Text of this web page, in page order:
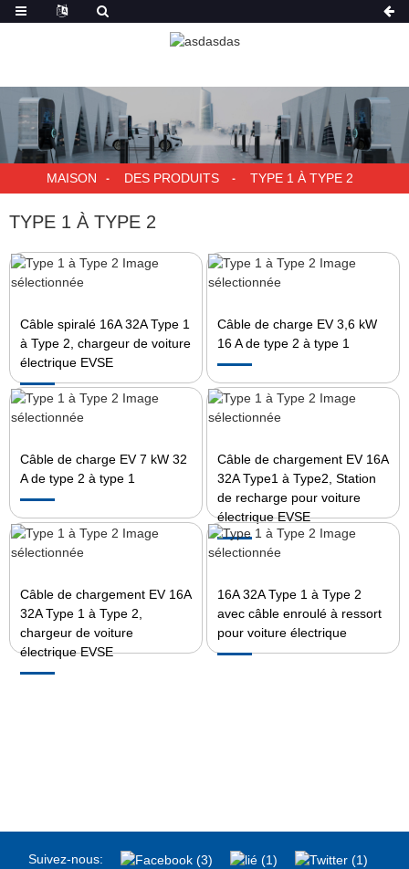
MAISON DES PRODUITS TYPE 1 À TYPE 2
TYPE 1 À TYPE 2
Câble spiralé 16A 32A Type 1
à Type 2, chargeur de voiture
électrique EVSE
Câble de charge EV 3,6 kW
16 A de type 2 à type 1
Câble de charge EV 7 kW 32
A de type 2 à type 1
Câble de chargement EV 16A
32A Type1 à Type2, Station
de recharge pour voiture
électrique EVSE
Câble de chargement EV 16A
32A Type 1 à Type 2,
chargeur de voiture
électrique EVSE
16A 32A Type 1 à Type 2
avec câble enroulé à ressort
pour voiture électrique
Suivez-nous: